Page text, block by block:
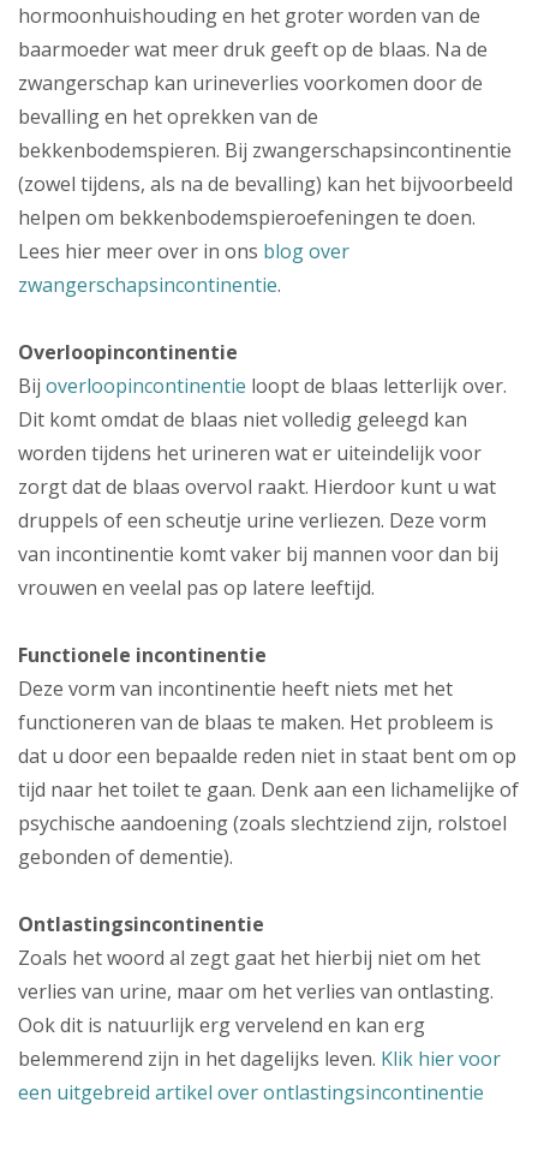
hormoonhuishouding en het groter worden van de
baarmoeder wat meer druk geeft op de blaas. Na de
zwangerschap kan urineverlies voorkomen door de
bevalling en het oprekken van de
bekkenbodemspieren. Bij zwangerschapsincontinentie
(zowel tijdens, als na de bevalling) kan het bijvoorbeeld
helpen om bekkenbodemspieroefeningen te doen.
Lees hier meer over in ons blog over
zwangerschapsincontinentie.
Overloopincontinentie
Bij overloopincontinentie loopt de blaas letterlijk over.
Dit komt omdat de blaas niet volledig geleegd kan
worden tijdens het urineren wat er uiteindelijk voor
zorgt dat de blaas overvol raakt. Hierdoor kunt u wat
druppels of een scheutje urine verliezen. Deze vorm
van incontinentie komt vaker bij mannen voor dan bij
vrouwen en veelal pas op latere leeftijd.
Functionele incontinentie
Deze vorm van incontinentie heeft niets met het
functioneren van de blaas te maken. Het probleem is
dat u door een bepaalde reden niet in staat bent om op
tijd naar het toilet te gaan. Denk aan een lichamelijke of
psychische aandoening (zoals slechtziend zijn, rolstoel
gebonden of dementie).
Ontlastingsincontinentie
Zoals het woord al zegt gaat het hierbij niet om het
verlies van urine, maar om het verlies van ontlasting.
Ook dit is natuurlijk erg vervelend en kan erg
belemmerend zijn in het dagelijks leven. Klik hier voor
een uitgebreid artikel over ontlastingsincontinentie